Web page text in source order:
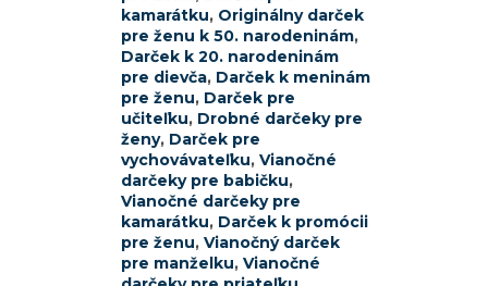
kamarátku, Originálny darček
pre ženu k 50. narodeninám,
Darček k 20. narodeninám
pre dievča, Darček k meninám
pre ženu, Darček pre
učiteľku, Drobné darčeky pre
ženy, Darček pre
vychovávateľku, Vianočné
darčeky pre babičku,
Vianočné darčeky pre
kamarátku, Darček k promócii
pre ženu, Vianočný darček
pre manželku, Vianočné